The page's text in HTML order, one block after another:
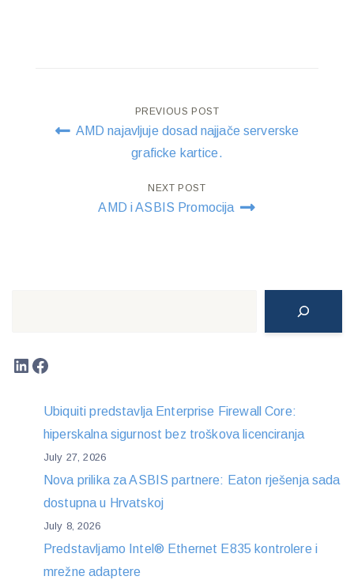
Post
navigation
PREVIOUS POST
AMD najavljuje dosad najjače serverske
graficke kartice.
NEXT POST
AMD i ASBIS Promocija
LinkedIn
Facebook
Ubiquiti predstavlja Enterprise Firewall Core:
hiperskalna sigurnost bez troškova licenciranja
July 27, 2026
Nova prilika za ASBIS partnere: Eaton rješenja sada
dostupna u Hrvatskoj
July 8, 2026
Predstavljamo Intel® Ethernet E835 kontrolere i
mrežne adaptere